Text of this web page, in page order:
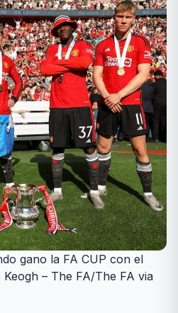
gano la FA CUP con el
– The FA/The FA via